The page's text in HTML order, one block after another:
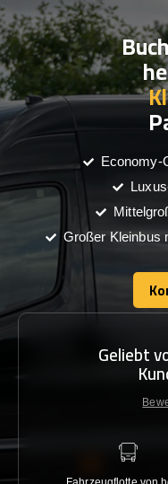
Economy-
Großer Kleinbus
Geliebt